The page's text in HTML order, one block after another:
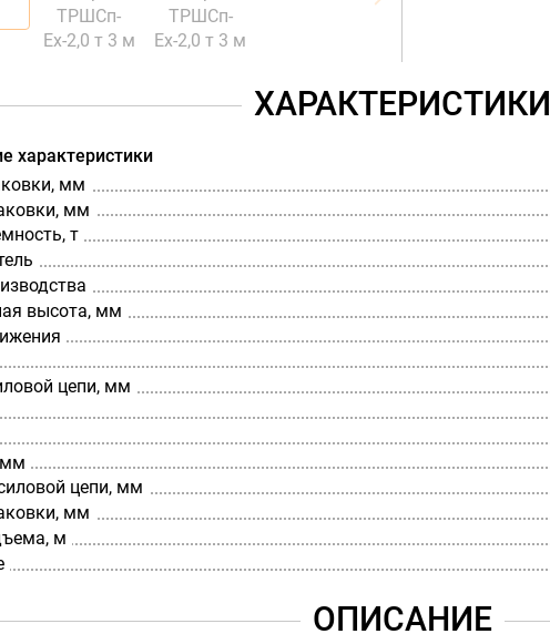
ХАРАКТЕРИСТИКИ
характеристики
мм
мм
т
высота, мм
цепи, мм
мм
цепи, мм
мм
м
ОПИСАНИЕ